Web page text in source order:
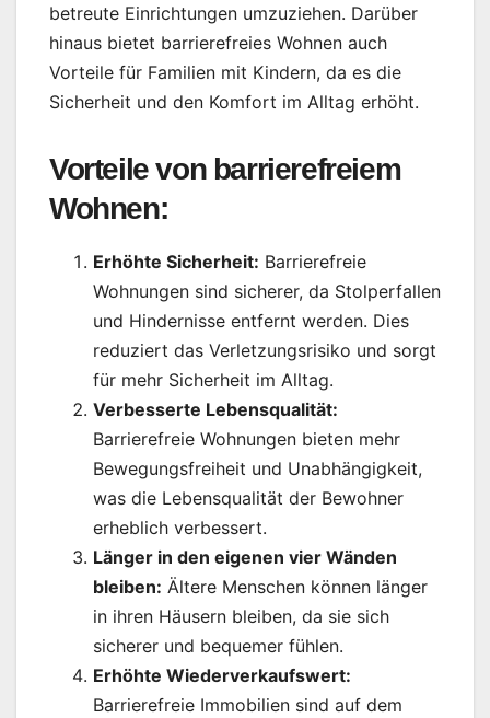
betreute Einrichtungen umzuziehen. Darüber
hinaus bietet barrierefreies Wohnen auch
Vorteile für Familien mit Kindern, da es die
Sicherheit und den Komfort im Alltag erhöht.
Vorteile von barrierefreiem
Wohnen:
Erhöhte Sicherheit: Barrierefreie
Wohnungen sind sicherer, da Stolperfallen
und Hindernisse entfernt werden. Dies
reduziert das Verletzungsrisiko und sorgt
für mehr Sicherheit im Alltag.
Verbesserte Lebensqualität:
Barrierefreie Wohnungen bieten mehr
Bewegungsfreiheit und Unabhängigkeit,
was die Lebensqualität der Bewohner
erheblich verbessert.
Länger in den eigenen vier Wänden
bleiben: Ältere Menschen können länger
in ihren Häusern bleiben, da sie sich
sicherer und bequemer fühlen.
Erhöhte Wiederverkaufswert:
Barrierefreie Immobilien sind auf dem